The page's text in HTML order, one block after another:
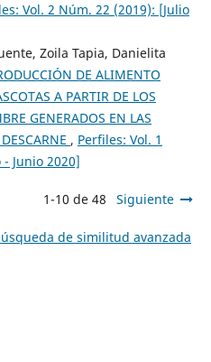
Vol. 2 Núm. 22 (2019): [Julio
Zoila Tapia, Danielita
DE ALIMENTO
A PARTIR DE LOS
GENERADOS EN LAS
, Perfiles: Vol. 1
Junio 2020]
1-10 de 48 Siguiente
de similitud avanzada